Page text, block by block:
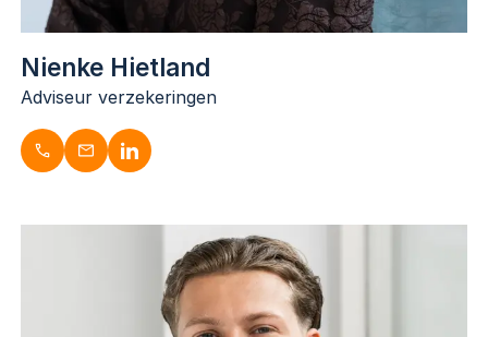
Nienke Hietland
Adviseur verzekeringen
Nienke